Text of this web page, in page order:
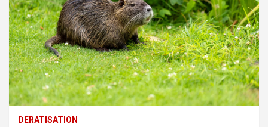
DERATISATION